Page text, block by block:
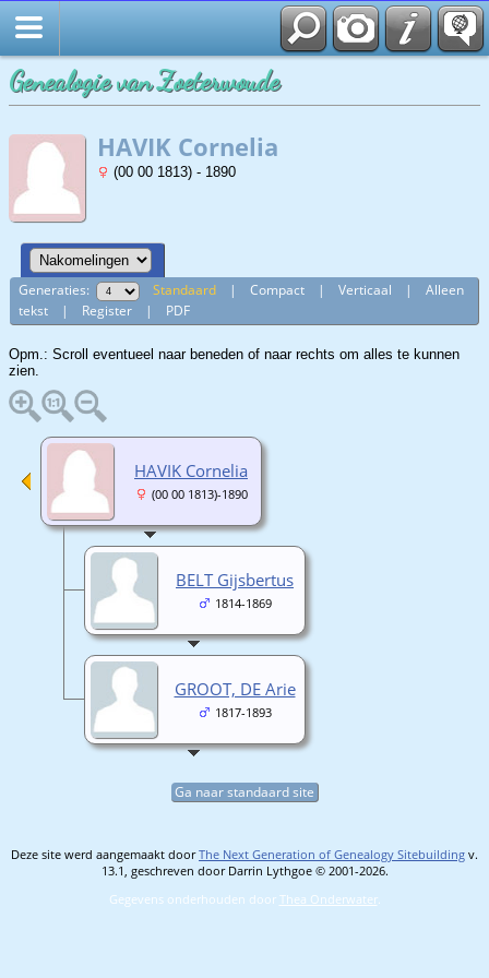
Genealogie van Zoeterwoude
HAVIK Cornelia
(00 00 1813) - 1890
Generaties: Standaard |Compact |Verticaal |Alleen
tekst | Register | PDF
Opm.: Scroll eventueel naar beneden of naar rechts om alles te kunnen
zien.
HAVIK Cornelia
(00 00 1813)-1890
BELT Gijsbertus
1814-1869
GROOT, DE Arie
1817-1893
Ga naar standaard site
Deze site werd aangemaakt doorThe Next Generation of Genealogy Sitebuilding v.
13.1, geschreven door Darrin Lythgoe © 2001-2026.
Gegevens onderhouden door Thea Onderwater.